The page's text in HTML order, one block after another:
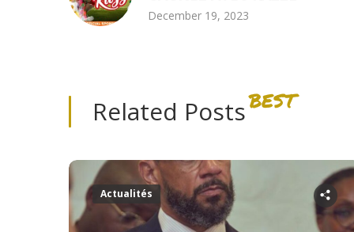
December 19, 2023
Related PostsBEST
Actualités